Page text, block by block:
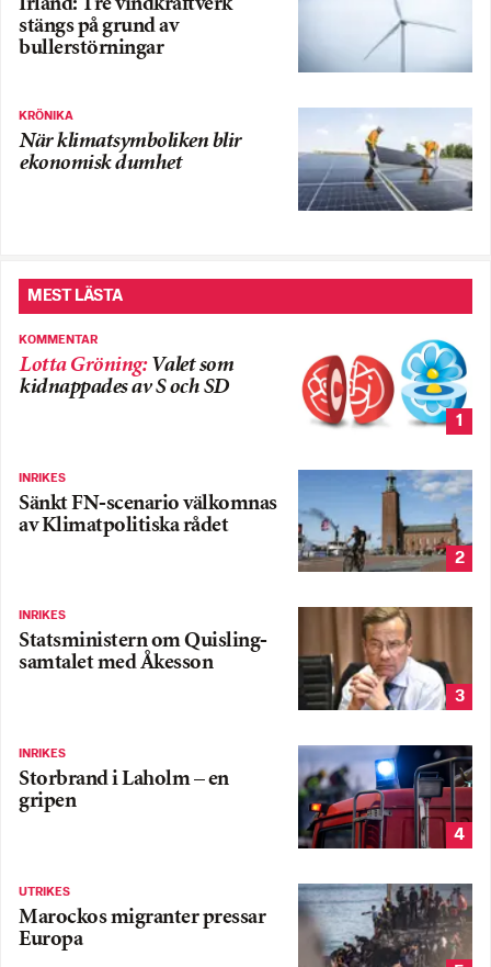
Irland: Tre vindkraftverk
stängs på grund av
bullerstörningar
KRÖNIKA
När klimatsymboliken blir
ekonomisk dumhet
MEST LÄSTA
KOMMENTAR
Lotta Gröning: Valet som
kidnappades av S och SD
1
INRIKES
Sänkt FN-scenario välkomnas
av Klimatpolitiska rådet
2
INRIKES
Statsministern om Quisling-
samtalet med Åkesson
3
INRIKES
Storbrand i Laholm – en
gripen
4
UTRIKES
Marockos migranter pressar
Europa